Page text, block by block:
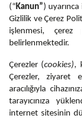
(“Kanun”)
Gizlilik ve Çerez
işlenmesi,
belirlenmektedir.
Çerezler (cookies),
Çerezler, ziyaret
aracılığıyla
tarayıcınıza
internet sitesinin